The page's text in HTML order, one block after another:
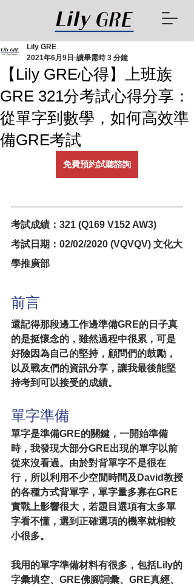
【Lily GRE心得】上班族
GRE 321分考試心得分享：
從單字到數學，如何高效準
備GRE考試
Lily GRE
2021年6月9日 讀畢需時 3 分鐘
免費預約試聽諮詢
考試成績：321 (Q169 V152 AW3)
考試日期：02/02/2020 (VQVQV) 文化大
學推廣部
前言
還記得那段邊工作邊準備GRE的日子真
的是挺懷念的，雖然過程中很累，可是
好險因為自己的堅持，顧問們的鼓勵，
以及戰友們的資訊分享，讓我最後能堅
持考到可以接受的成績。
單字準備
單字是準備GRE的關鍵，一開始準備
時，我發現大部分GRE出現的單字以前
從來沒看過。由於對背單字不是很在
行，所以利用不少空閒時間及David教授
的各種方式背單字，單字量多寡在GRE
實戰上影響很大，若題目選項有太多單
字看不懂，選到正確選項的機率就相較
小很多。
我用的單字準備材料有很多，包括Lily的
字彙填空、GRE佛腳詞彙、GRE真經、